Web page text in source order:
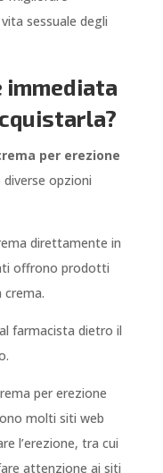
sessuale degli
immediata
per erezione
diverse opzioni
direttamente in
offrono prodotti
crema.
farmacista dietro il
per erezione
molti siti web
l’erezione, tra cui
attenzione ai siti